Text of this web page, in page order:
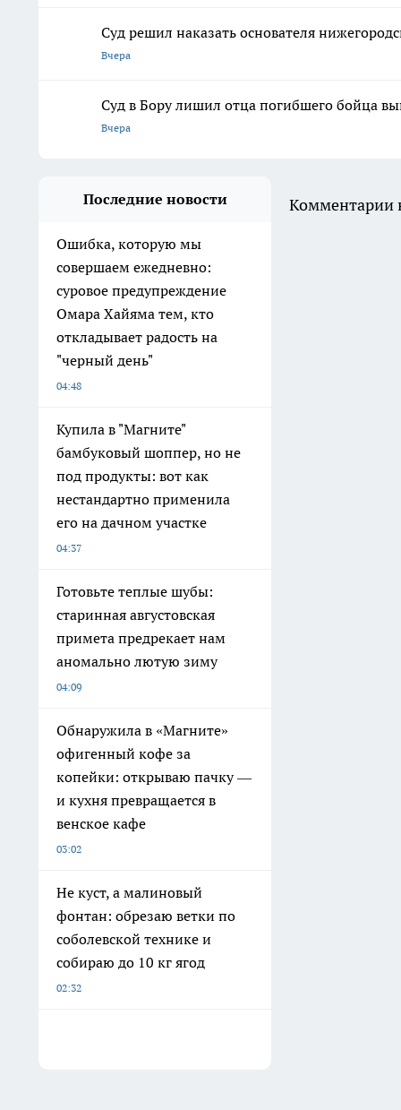
Суд решил наказать основателя
Вчера
Суд в Бору лишил отца погибшего бойца
Вчера
Последние новости
Ошибка, которую мы
совершаем ежедневно:
суровое предупреждение
Омара Хайяма тем, кто
откладывает радость на
"черный день"
04:48
Купила в "Магните"
бамбуковый шоппер, но не
под продукты: вот как
нестандартно применила
его на дачном участке
04:37
Готовьте теплые шубы:
старинная августовская
примета предрекает нам
аномально лютую зиму
04:09
Обнаружила в «Магните»
офигенный кофе за
копейки: открываю пачку —
и кухня превращается в
венское кафе
03:02
Не куст, а малиновый
фонтан: обрезаю ветки по
соболевской технике и
собираю до 10 кг ягод
02:32
Комментарии